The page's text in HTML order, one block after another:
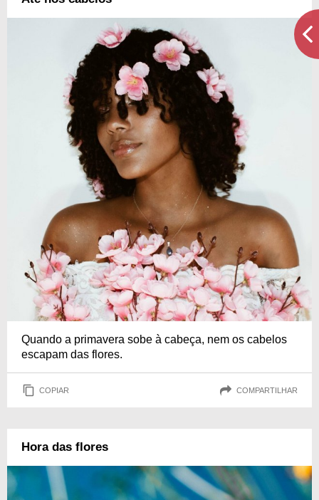
Quando a primavera sobe à cabeça, nem os cabelos
escapam das flores.
COPIAR COMPARTILHAR
Hora das flores